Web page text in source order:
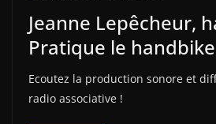
Jeanne Lepêcheur,
Pratique le
Ecoutez la production sonore et
radio associative !